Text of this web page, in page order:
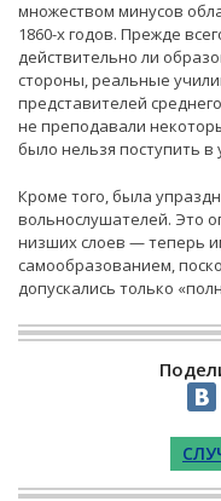
множеством минусов
1860-х годов. Прежде
действительно ли
стороны, реальные
представителей
не преподавали
было нельзя поступить в
Кроме того, была
вольнослушателей. Это
низших слоев — теперь
самообразованием,
допускались только